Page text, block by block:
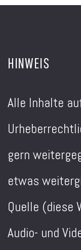
HINWEIS
Alle Inhalte
gern
etwas
Quelle (diese
Audio- und